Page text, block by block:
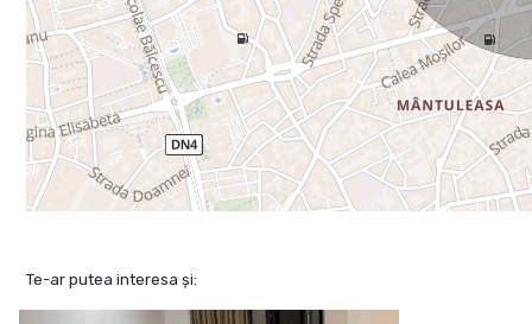
Te-ar putea interesa și: